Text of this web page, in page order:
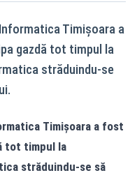
Timișoara a
gazdă tot timpul la
străduindu-se
Timișoara a fost
tot timpul la
străduindu-se să